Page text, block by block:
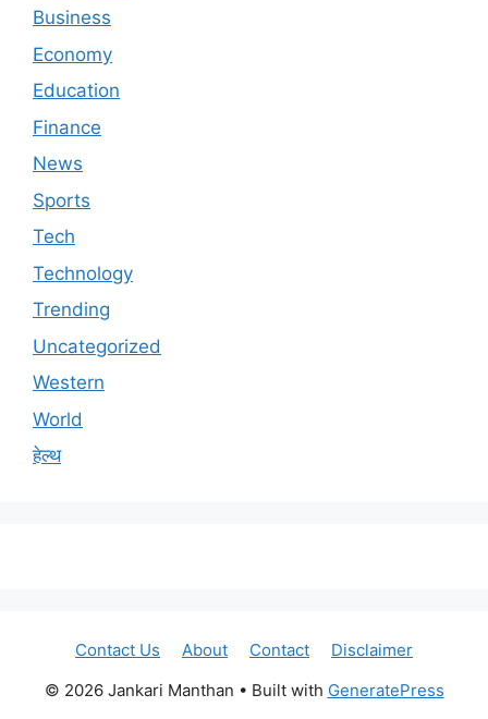
Business
Economy
Education
Finance
News
Sports
Tech
Technology
Trending
Uncategorized
Western
World
हेल्थ
Contact Us About Contact
Disclaimer
© 2026 Jankari Manthan • Built with GeneratePress